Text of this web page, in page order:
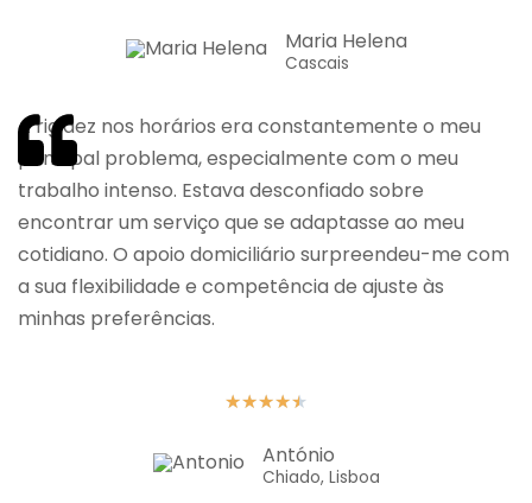
Maria Helena
Cascais
A rigidez nos horários era constantemente o meu
principal problema, especialmente com o meu
trabalho intenso. Estava desconfiado sobre
encontrar um serviço que se adaptasse ao meu
cotidiano. O apoio domiciliário surpreendeu-me com
a sua flexibilidade e competência de ajuste às
minhas preferências.
★★★★★
António
Chiado, Lisboa